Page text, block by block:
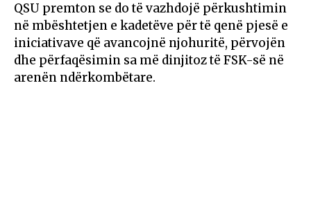
QSU premton se do të vazhdojë përkushtimin
në mbështetjen e kadetëve për të qenë pjesë e
iniciativave që avancojnë njohuritë, përvojën
dhe përfaqësimin sa më dinjitoz të FSK-së në
arenën ndërkombëtare.